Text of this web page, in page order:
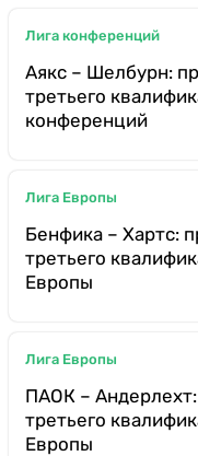
Лига конференций
Аякс – Шелбурн:
третьего
конференций
Лига Европы
Бенфика – Хартс:
третьего
Европы
Лига Европы
ПАОК –
третьего
Европы